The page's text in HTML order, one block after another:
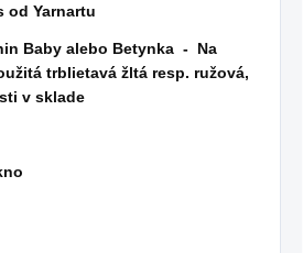
od Yarnartu
Baby alebo Betynka - Na
trblietavá žltá resp. ružová,
v sklade